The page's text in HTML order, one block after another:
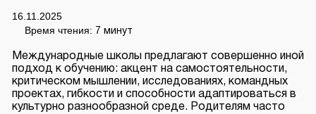
16.11.2025
Время чтения: 7 минут
Международные школы предлагают совершенно иной
подход к обучению: акцент на самостоятельности,
критическом мышлении, исследованиях, командных
проектах, гибкости и способности адаптироваться в
культурно разнообразной среде. Родителям часто